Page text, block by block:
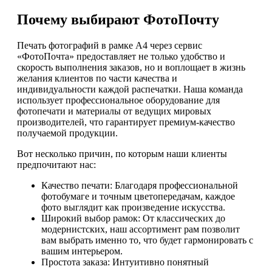
Почему выбирают ФотоПочту
Печать фотографий в рамке А4 через сервис
«ФотоПочта» предоставляет не только удобство и
скорость выполнения заказов, но и воплощает в жизнь
желания клиентов по части качества и
индивидуальности каждой распечатки. Наша команда
использует профессиональное оборудование для
фотопечати и материалы от ведущих мировых
производителей, что гарантирует премиум-качество
получаемой продукции.
Вот несколько причин, по которым наши клиенты
предпочитают нас:
Качество печати: Благодаря профессиональной
фотобумаге и точным цветопередачам, каждое
фото выглядит как произведение искусства.
Широкий выбор рамок: От классических до
модернистских, наш ассортимент рам позволит
вам выбрать именно то, что будет гармонировать с
вашим интерьером.
Простота заказа: Интуитивно понятный